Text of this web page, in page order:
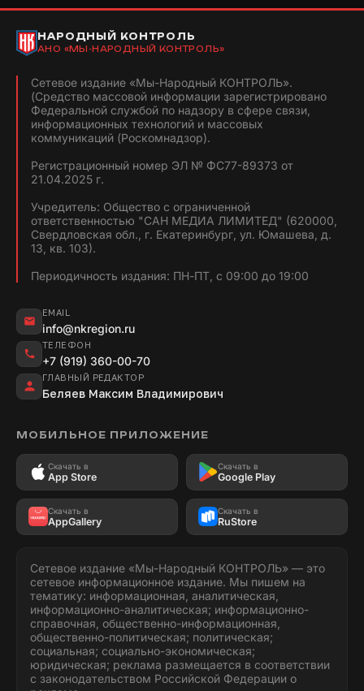
НАРОДНЫЙ КОНТРОЛЬ
АНО «МЫ-НАРОДНЫЙ КОНТРОЛЬ»
Сетевое издание «Мы-Народный КОНТРОЛЬ».
(Средство массовой информации зарегистрировано
Федеральной службой по надзору в сфере связи,
информационных технологий и массовых
коммуникаций (Роскомнадзор).
Регистрационный номер ЭЛ № ФС77-89373 от
21.04.2025 г.
Учредитель: Общество с ограниченной
ответственностью "САН МЕДИА ЛИМИТЕД" (620000,
Свердловская обл., г. Екатеринбург, ул. Юмашева, д.
13, кв. 103).
Периодичность издания: ПН-ПТ, с 09:00 до 19:00
EMAIL
info@nkregion.ru
ТЕЛЕФОН
+7 (919) 360-00-70
ГЛАВНЫЙ РЕДАКТОР
Беляев Максим Владимирович
МОБИЛЬНОЕ ПРИЛОЖЕНИЕ
Скачать в
App Store
Скачать в
Google Play
Скачать в
AppGallery
Скачать в
RuStore
Сетевое издание «Мы-Народный КОНТРОЛЬ» — это
сетевое информационное издание. Мы пишем на
тематику: информационная, аналитическая,
информационно-аналитическая; информационно-
справочная, общественно-информационная,
общественно-политическая; политическая;
социальная; социально-экономическая;
юридическая; реклама размещается в соответствии
с законодательством Российской Федерации о